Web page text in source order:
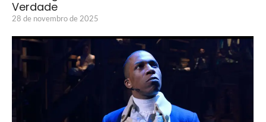
Verdade
28 de novembro de 2025